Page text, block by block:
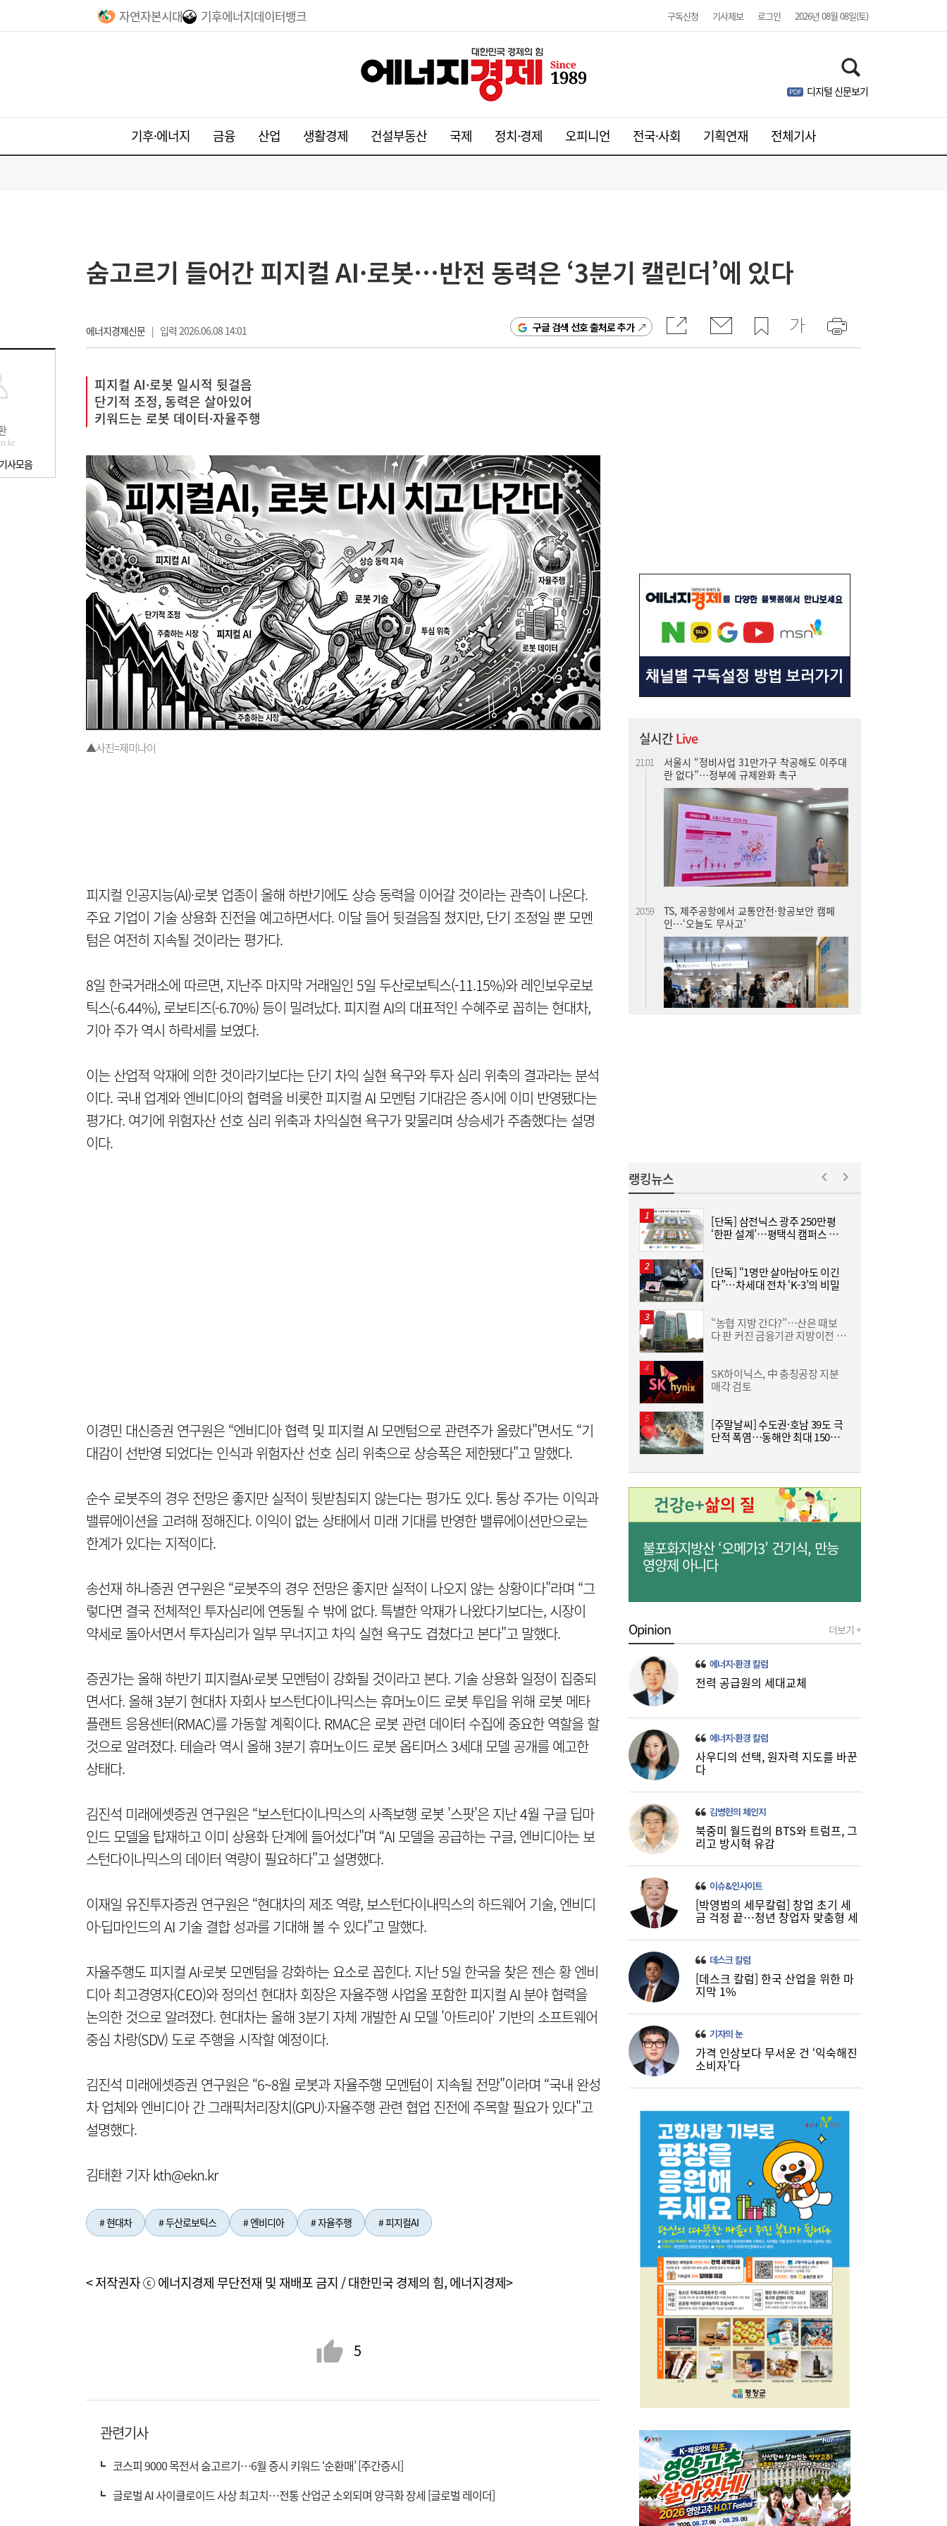
자연자본시대 기후에너지데이터뱅크 구독신청 기사제보 로그인 2026년 08월 08일(토)
디지털 신문보기
기후·에너지 금융 산업 생활경제 건설부동산 국제 정치·경제 오피니언 전국·사회 기획연재 전체기사
사모음
숨고르기 들어간 피지컬 AI·로봇…반전 동력은 ‘3분기 캘린더’에 있다
에너지경제신문| 입력 2026.06.08 14:01 구글 검색 선호 출처로 추가
피지컬 AI·로봇 일시적 뒷걸음
단기적 조정, 동력은 살아있어
키워드는 로봇 데이터·자율주행
▲사진=제미나이
피지컬 인공지능(AI)·로봇 업종이 올해 하반기에도 상승 동력을 이어갈 것이라는 관측이 나온다.
주요 기업이 기술 상용화 진전을 예고하면서다. 이달 들어 뒷걸음질 쳤지만, 단기 조정일 뿐 모멘
텀은 여전히 지속될 것이라는 평가다.
8일 한국거래소에 따르면, 지난주 마지막 거래일인 5일 두산로보틱스(-11.15%)와 레인보우로보
틱스(-6.44%), 로보티즈(-6.70%) 등이 밀려났다. 피지컬 AI의 대표적인 수혜주로 꼽히는 현대차,
기아 주가 역시 하락세를 보였다.
이는 산업적 악재에 의한 것이라기보다는 단기 차익 실현 욕구와 투자 심리 위축의 결과라는 분석
이다. 국내 업계와 엔비디아의 협력을 비롯한 피지컬 AI 모멘텀 기대감은 증시에 이미 반영됐다는
평가다. 여기에 위험자산 선호 심리 위축과 차익실현 욕구가 맞물리며 상승세가 주춤했다는 설명
이다.
이경민 대신증권 연구원은 “엔비디아 협력 및 피지컬 AI 모멘텀으로 관련주가 올랐다"면서도 “기
대감이 선반영 되었다는 인식과 위험자산 선호 심리 위축으로 상승폭은 제한됐다"고 말했다.
순수 로봇주의 경우 전망은 좋지만 실적이 뒷받침되지 않는다는 평가도 있다. 통상 주가는 이익과
밸류에이션을 고려해 정해진다. 이익이 없는 상태에서 미래 기대를 반영한 밸류에이션만으로는
한계가 있다는 지적이다.
송선재 하나증권 연구원은 “로봇주의 경우 전망은 좋지만 실적이 나오지 않는 상황이다"라며 “그
렇다면 결국 전체적인 투자심리에 연동될 수 밖에 없다. 특별한 악재가 나왔다기보다는, 시장이
약세로 돌아서면서 투자심리가 일부 무너지고 차익 실현 욕구도 겹쳤다고 본다"고 말했다.
증권가는 올해 하반기 피지컬AI·로봇 모멘텀이 강화될 것이라고 본다. 기술 상용화 일정이 집중되
면서다. 올해 3분기 현대차 자회사 보스턴다이나믹스는 휴머노이드 로봇 투입을 위해 로봇 메타
플랜트 응용센터(RMAC)를 가동할 계획이다. RMAC은 로봇 관련 데이터 수집에 중요한 역할을 할
것으로 알려졌다. 테슬라 역시 올해 3분기 휴머노이드 로봇 옵티머스 3세대 모델 공개를 예고한
상태다.
김진석 미래에셋증권 연구원은 “보스턴다이나믹스의 사족보행 로봇 '스팟'은 지난 4월 구글 딥마
인드 모델을 탑재하고 이미 상용화 단계에 들어섰다"며 “AI 모델을 공급하는 구글, 엔비디아는 보
스턴다이나믹스의 데이터 역량이 필요하다"고 설명했다.
이재일 유진투자증권 연구원은 “현대차의 제조 역량, 보스턴다이내믹스의 하드웨어 기술, 엔비디
아·딥마인드의 AI 기술 결합 성과를 기대해 볼 수 있다"고 말했다.
자율주행도 피지컬 AI·로봇 모멘텀을 강화하는 요소로 꼽힌다. 지난 5일 한국을 찾은 젠슨 황 엔비
디아 최고경영자(CEO)와 정의선 현대차 회장은 자율주행 사업올 포함한 피지컬 AI 분야 협력을
논의한 것으로 알려졌다. 현대차는 올해 3분기 자체 개발한 AI 모델 '아트리아' 기반의 소프트웨어
중심 차랑(SDV) 도로 주행을 시작할 예정이다.
김진석 미래에셋증권 연구원은 “6~8월 로봇과 자율주행 모멘텀이 지속될 전망"이라며 “국내 완성
차 업체와 엔비디아 간 그래픽처리장치(GPU)·자율주행 관련 협업 진전에 주목할 필요가 있다"고
설명했다.
김태환 기자 kth@ekn.kr
# 현대차 # 두산로보틱스 # 엔비디아 # 자율주행 # 피지컬AI
< 저작권자 ⓒ 에너지경제 무단전재 및 재배포 금지 / 대한민국 경제의 힘, 에너지경제>
5
관련기사
코스피 9000 목전서 숨고르기…6월 증시 키워드 ‘순환매’ [주간증시]
글로벌 AI 사이클로이드 사상 최고치…전통 산업군 소외되며 양극화 장세 [글로벌 레이더]
실시간Live
23:44 SK하이닉스, 中 충칭공장 지분 매각 검토
서울시 “정비사업 31만가구 착공해도 이주대
란 없다”…정부에 규제완화 촉구
TS, 제주공항에서 교통안전·항공보안 캠페
인…‘오늘도 무사고’
SK하이닉스 54조 베팅…용인엔 D램, 청주는
낸드
사상 최대 실적 이어가는 SK하이닉스…분기
배당 375원
통신 3사, AIDC로 실적 개선…남은 과제는
‘수익성’
익성은 ‘글쎄’
19:20
진에어, 2Q 영업손실 731억…고유가 덫에
‘적자 전환’
랭킹뉴스
[단독] 삼전닉스 광주 250만평
‘한판 설계’…평택식 캠퍼스 들
[단독] “1명만 살아남아도 이긴
다”…차세대 전차 ‘K-3’의 비밀
“농협 지방 간다?”…산은 때보
다 판 커진 금융기관 지방이전 논
SK하이닉스, 中 충칭공장 지분
매각 검토
[주말날씨] 수도권·호남 39도 극
단적 폭염…동해안 최대 150㎜
불포화지방산 ‘오메가3’ 건기식, 만능
영양제 아니다
Opinion 더보기 +
에너지·환경 칼럼
전력 공급원의 세대교체
에너지·환경 칼럼
사우디의 선택, 원자력 지도를 바꾼
다
김병헌의 체인지
북중미 월드컵의 BTS와 트럼프, 그
리고 방시혁 유감
이슈&인사이트
[박영범의 세무칼럼] 창업 초기 세
금 걱정 끝…청년 창업자 맞춤형 세
데스크 칼럼
[데스크 칼럼] 한국 산업을 위한 마
지막 1%
기자의 눈
가격 인상보다 무서운 건 ‘익숙해진
소비자’다